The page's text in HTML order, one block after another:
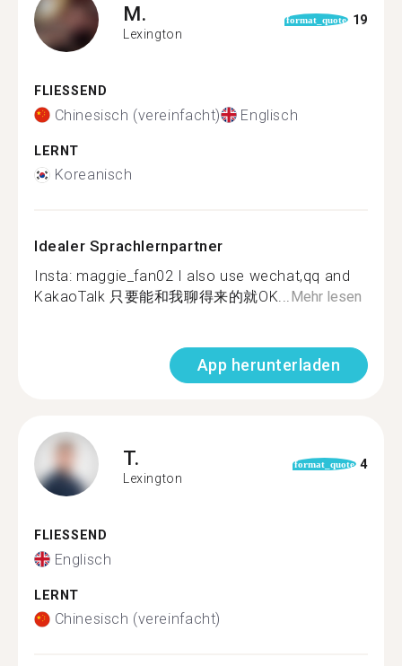
M.
Lexington
format_quote 19
FLIESSEND
Chinesisch (vereinfacht) Englisch
LERNT
Koreanisch
Idealer Sprachlernpartner
Insta: maggie_fan02 I also use wechat,qq and
KakaoTalk 只要能和我聊得来的就OK...Mehr lesen
App herunterladen
T.
Lexington
format_quote 4
FLIESSEND
Englisch
LERNT
Chinesisch (vereinfacht)